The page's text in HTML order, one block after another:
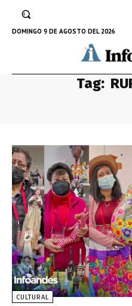
DOMINGO 9 DE AGOSTO DEL 2026
Tag:
CULTURAL